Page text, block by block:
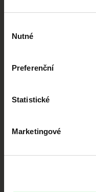
souhlasu
Nutné
Preferenční
Statistické
Marketingové